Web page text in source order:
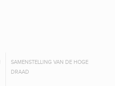
SAMENSTELLING VAN DE HOGE
DRAAD